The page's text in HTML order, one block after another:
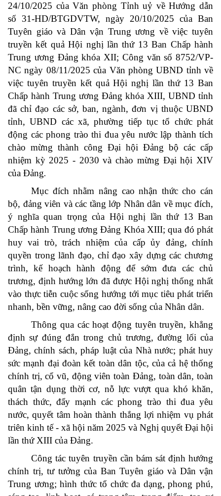
24/10/2025 của Văn phòng Tỉnh uỷ về Hướng dẫn
số 31-HD/BTGDVTW, ngày 20/10/2025 của Ban
Tuyên giáo và Dân vận Trung ương về việc tuyên
truyền kết quả Hội nghị lần thứ 13 Ban Chấp hành
Trung ương Đảng khóa XII; Công văn số 8752/VP-
NC ngày 08/11/2025 của Văn phòng UBND tỉnh về
việc tuyên truyền kết quả Hội nghị lần thứ 13 Ban
Chấp hành Trung ương Đảng khóa XIII, UBND tỉnh
đã chỉ đạo các sở, ban, ngành, đơn vị thuộc UBND
tỉnh, UBND các xã, phường tiếp tục tổ chức phát
động các phong trào thi đua yêu nước lập thành tích
chào mừng thành công Đại hội Đảng bộ các cấp
nhiệm kỳ 2025 - 2030 và chào mừng Đại hội XIV
của Đảng.
Mục đích nhằm nâng cao nhận thức cho cán
bộ, đảng viên và các tầng lớp Nhân dân về mục đích,
ý nghĩa quan trọng của Hội nghị lần thứ 13 Ban
Chấp hành Trung ương Đảng Khóa XIII; qua đó phát
huy vai trò, trách nhiệm của cấp ủy đảng, chính
quyền trong lãnh đạo, chỉ đạo xây dựng các chương
trình, kế hoạch hành động để sớm đưa các chủ
trương, định hướng lớn đã được Hội nghị thống nhất
vào thực tiễn cuộc sống hướng tới mục tiêu phát triển
nhanh, bền vững, nâng cao đời sống của Nhân dân.
Thông qua các hoạt động tuyên truyền, khẳng
định sự đúng đắn trong chủ trương, đường lối của
Đảng, chính sách, pháp luật của Nhà nước; phát huy
sức mạnh đại đoàn kết toàn dân tộc, của cả hệ thống
chính trị, cổ vũ, động viên toàn Đảng, toàn dân, toàn
quân tận dụng thời cơ, nỗ lực vượt qua khó khăn,
thách thức, đẩy mạnh các phong trào thi đua yêu
nước, quyết tâm hoàn thành thắng lợi nhiệm vụ phát
triên kinh tế - xã hội năm 2025 và Nghị quyết Đại hội
lần thứ XIII của Đảng.
Công tác tuyên truyền cần bám sát định hướng
chính trị, tư tưởng của Ban Tuyên giáo và Dân vận
Trung ương; hình thức tổ chức đa dạng, phong phú,